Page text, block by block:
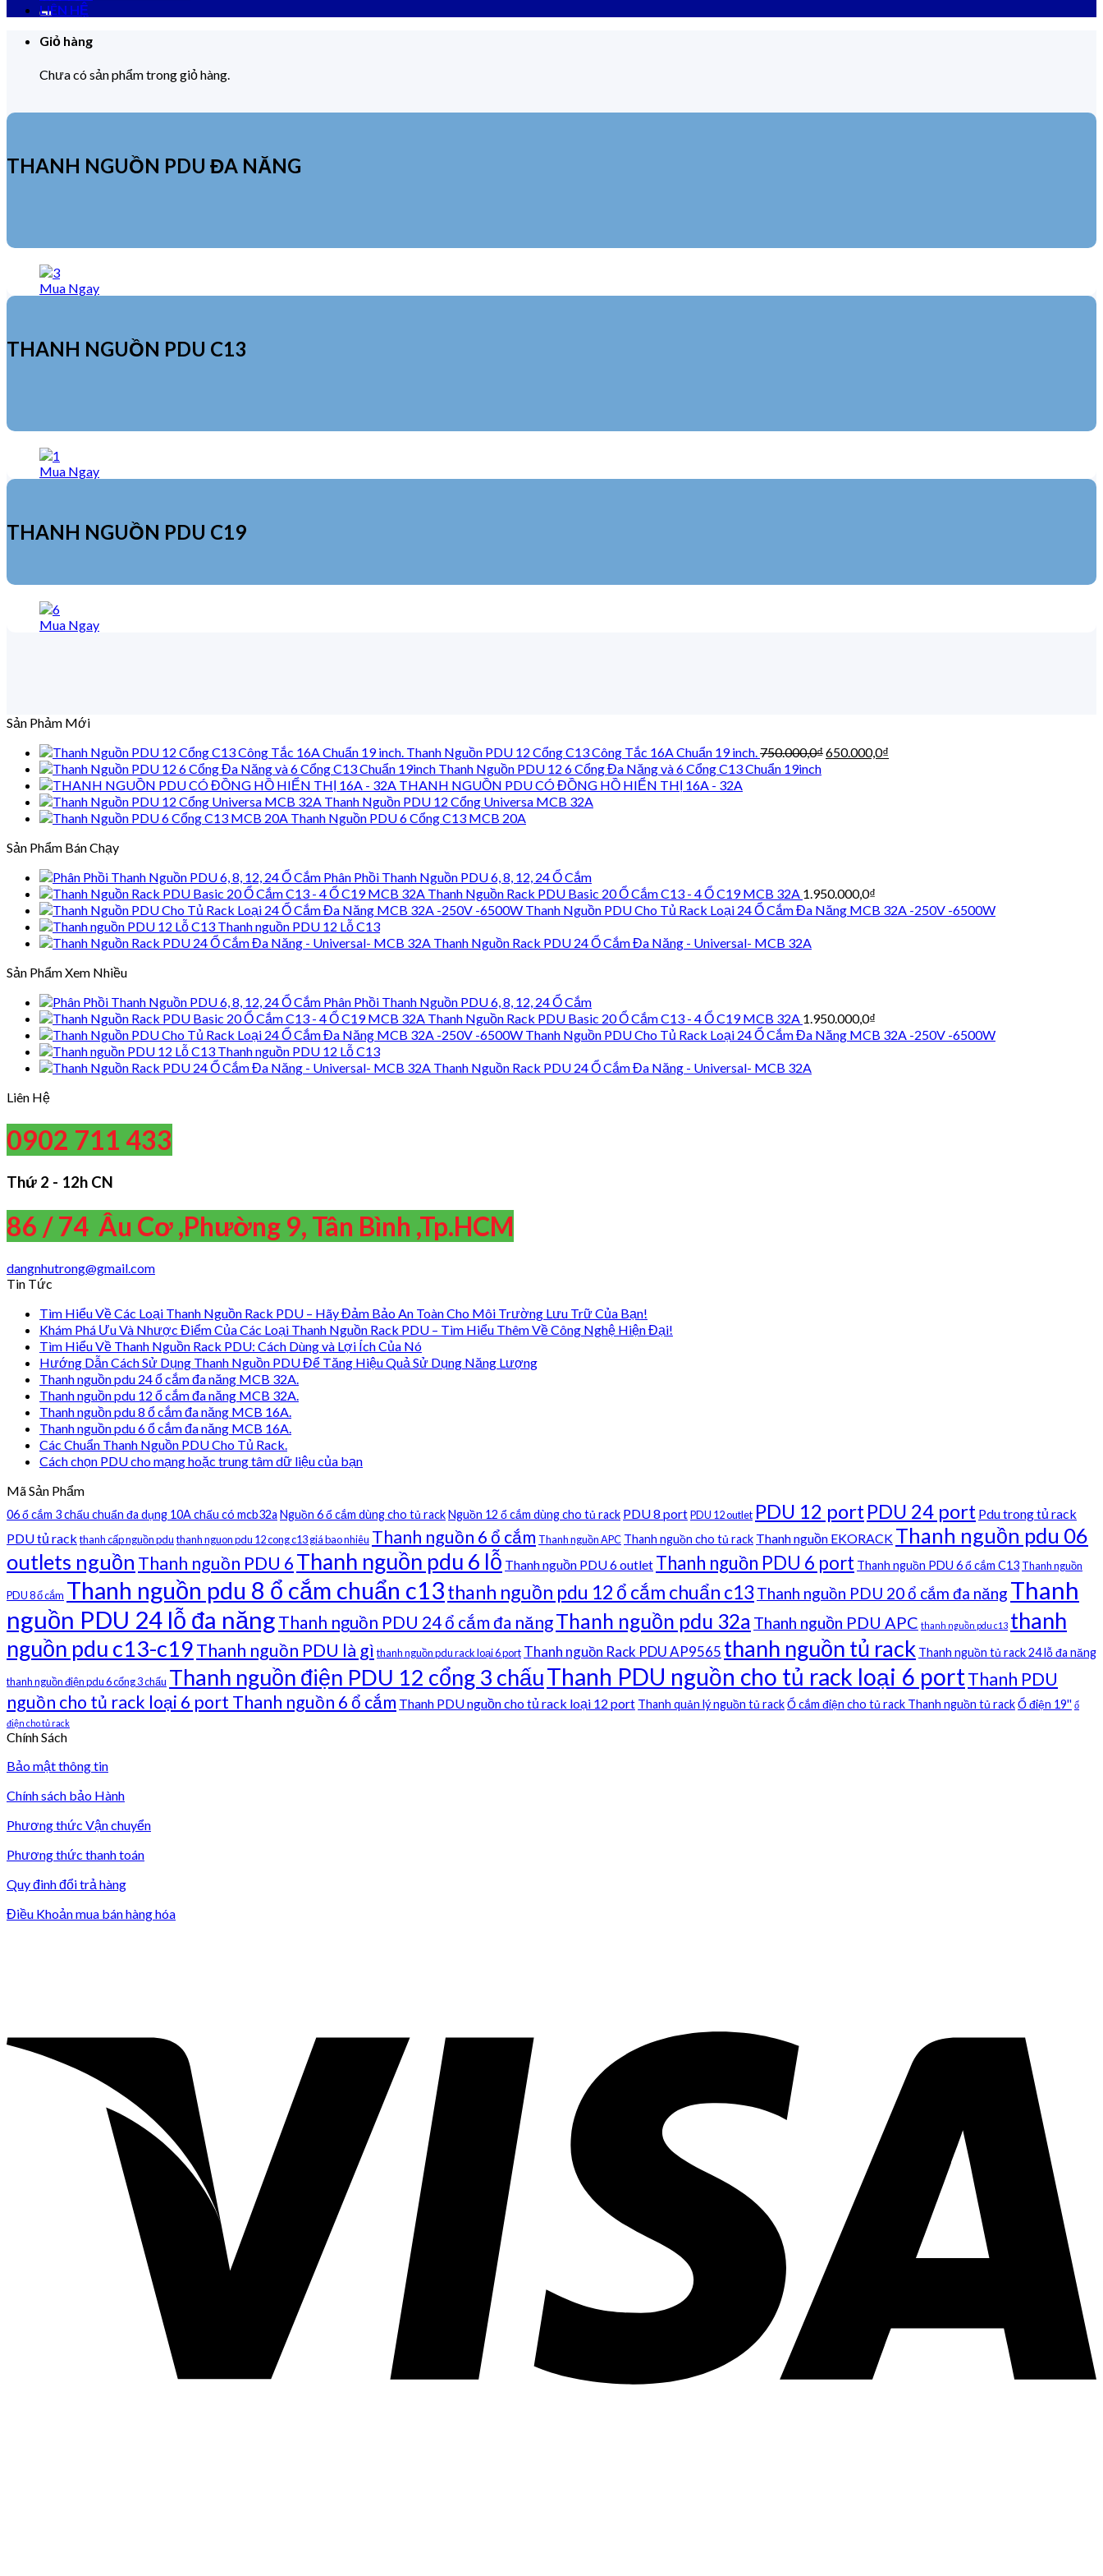
kiếm:
Giỏ hàng
Chưa có sản phẩm trong giỏ hàng.
LIÊN HỆ
THANH NGUỒN PDU ĐA NĂNG
Mua Ngay
THANH NGUỒN PDU C13
Mua Ngay
THANH NGUỒN PDU C19
Mua Ngay
Sản Phảm Mới
Thanh Nguồn PDU 12 Cổng C13 Công Tắc 16A Chuẩn 19 inch.750.000,0₫Giá
650.000,0₫
Thanh Nguồn PDU 12 6 Cổng Đa Năng và 6 Cổng C13 Chuẩn 19inch
THANH NGUỒN PDU CÓ ĐỒNG HỒ HIỂN THỊ 16A - 32A
Thanh Nguồn PDU 12 Cổng Universa MCB 32A
Thanh Nguồn PDU 6 Cổng C13 MCB 20A
Sản Phẩm Bán Chạy
Phân Phồi Thanh Nguồn PDU 6, 8, 12, 24 Ổ Cắm
Thanh Nguồn Rack PDU Basic 20 Ổ Cắm C13 - 4 Ổ C19 MCB 32A 1.950.000,0₫
Thanh Nguồn PDU Cho Tủ Rack Loại 24 Ổ Cắm Đa Năng MCB 32A -250V -6500W
Thanh nguồn PDU 12 Lỗ C13
Thanh Nguồn Rack PDU 24 Ổ Cắm Đa Năng - Universal- MCB 32A
Sản Phẩm Xem Nhiều
Phân Phồi Thanh Nguồn PDU 6, 8, 12, 24 Ổ Cắm
Thanh Nguồn Rack PDU Basic 20 Ổ Cắm C13 - 4 Ổ C19 MCB 32A 1.950.000,0₫
Thanh Nguồn PDU Cho Tủ Rack Loại 24 Ổ Cắm Đa Năng MCB 32A -250V -6500W
Thanh nguồn PDU 12 Lỗ C13
Thanh Nguồn Rack PDU 24 Ổ Cắm Đa Năng - Universal- MCB 32A
Liên Hệ
0902 711 433
Thứ 2 - 12h CN
86 / 74 Âu Cơ ,Phường 9, Tân Bình ,Tp.HCM
dangnhutrong@gmail.com
Tin Tức
Tìm Hiểu Về Các Loại Thanh Nguồn Rack PDU – Hãy Đảm Bảo An Toàn Cho Môi Trường Lưu Trữ Của Bạn!
Khám Phá Ưu Và Nhược Điểm Của Các Loại Thanh Nguồn Rack PDU – Tìm Hiểu Thêm Về Công Nghệ Hiện Đại!
Tìm Hiểu Về Thanh Nguồn Rack PDU: Cách Dùng và Lợi Ích Của Nó
Hướng Dẫn Cách Sử Dụng Thanh Nguồn PDU Để Tăng Hiệu Quả Sử Dụng Năng Lượng
Thanh nguồn pdu 24 ổ cắm đa năng MCB 32A.
Thanh nguồn pdu 12 ổ cắm đa năng MCB 32A.
Thanh nguồn pdu 8 ổ cắm đa năng MCB 16A.
Thanh nguồn pdu 6 ổ cắm đa năng MCB 16A.
Các Chuẩn Thanh Nguồn PDU Cho Tủ Rack.
Cách chọn PDU cho mạng hoặc trung tâm dữ liệu của bạn
Mã Sản Phẩm
06 ổ cắm 3 chấu chuẩn đa dụng 10A chấu có mcb32a Nguồn 6 ổ cắm dùng cho tủ rackNguồn 12 ổ cắm dùng cho tủ rack PDU 8 portPDU 12 outlet PDU 12 portPDU 24 port Pdu trong tủ rack
PDU tủ rack thanh cấp nguồn pdu thanh nguon pdu 12 cong c13 giá bao nhiêu Thanh nguồn 6 ổ cắm Thanh nguồn APC Thanh nguồn cho tủ rack Thanh nguồn EKORACK Thanh nguồn pdu 06
outlets nguồn Thanh nguồn PDU 6Thanh nguồn pdu 6 lỗ Thanh nguồn PDU 6 outlet Thanh nguồn PDU 6 port Thanh nguồn PDU 6 ổ cắm C13 Thanh nguồn
PDU 8 ổ cắm Thanh nguồn pdu 8 ổ cắm chuẩn c13thanh nguồn pdu 12 ổ cắm chuẩn c13 Thanh nguồn PDU 20 ổ cắm đa năng Thanh
nguồn PDU 24 lỗ đa năng Thanh nguồn PDU 24 ổ cắm đa năngThanh nguồn pdu 32a Thanh nguồn PDU APC thanh nguồn pdu c13 thanh
nguồn pdu c13-c19Thanh nguồn PDU là gì thanh nguồn pdu rack loại 6 port Thanh nguồn Rack PDU AP9565 thanh nguồn tủ rack Thanh nguồn tủ rack 24 lỗ đa năng
thanh nguồn điện pdu 6 cổng 3 chấu Thanh nguồn điện PDU 12 cổng 3 chấuThanh PDU nguồn cho tủ rack loại 6 portThanh PDU
nguồn cho tủ rack loại 6 port Thanh nguồn 6 ổ cắm Thanh PDU nguồn cho tủ rack loại 12 port Thanh quản lý nguồn tủ rackỔ cắm điện cho tủ rack Thanh nguồn tủ rackỔ điện 19'' ổ
điện cho tủ rack
Chính Sách
Bảo mật thông tin
Chính sách bảo Hành
Phương thức Vận chuyển
Phương thức thanh toán
Quy đinh đổi trả hàng
Điều Khoản mua bán hàng hóa